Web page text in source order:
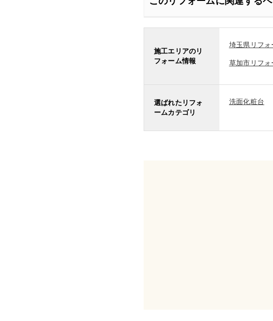
施工エリアのリ
フォーム情報
埼玉県リフォ
草加市リフォ
選ばれたリフォ
ームカテゴリ
洗面化粧台